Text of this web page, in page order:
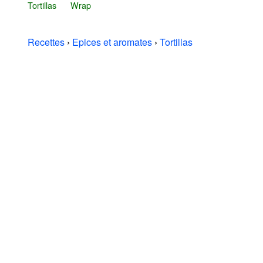
Tortillas Wrap
Recettes › Epices et aromates › Tortillas